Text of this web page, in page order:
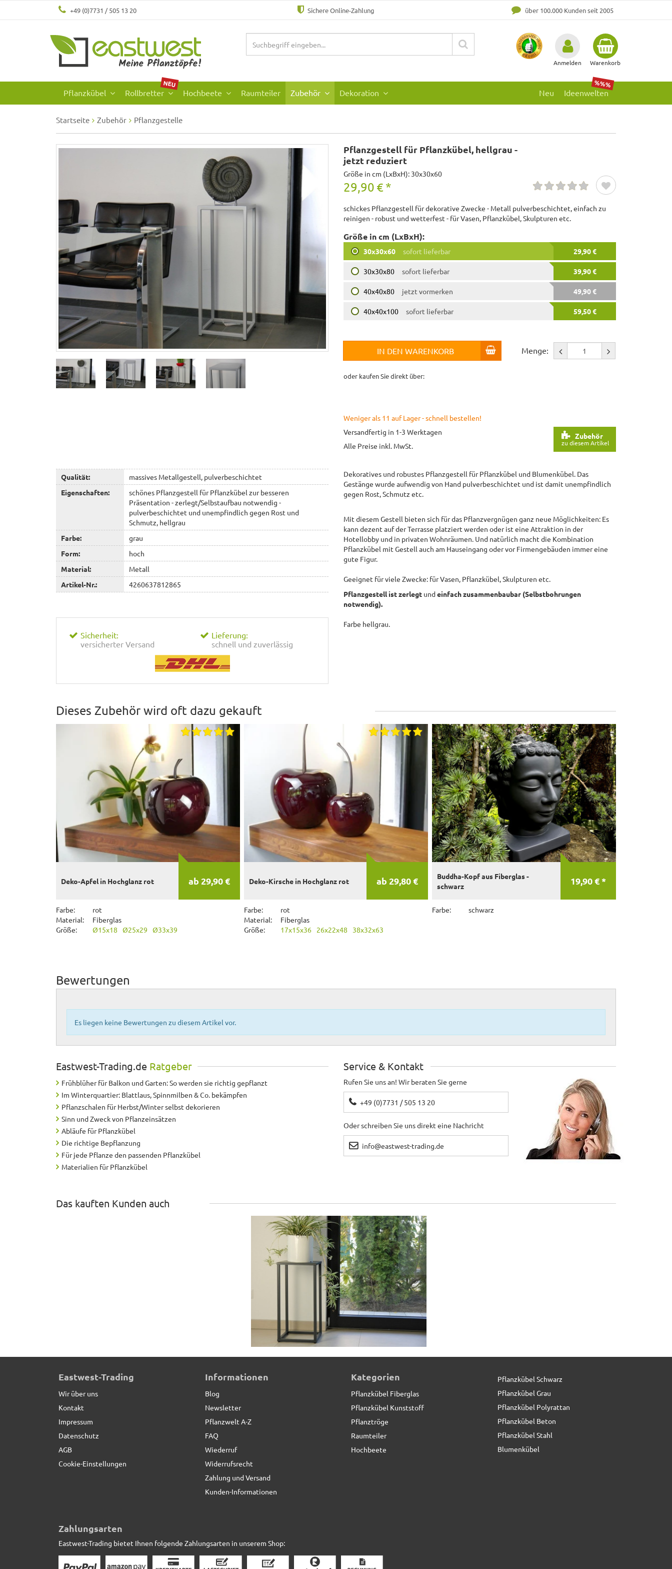
+49 (0)7731 / 505 13 20 Sichere Online-Zahlung über 100.000 Kunden seit 2005
Anmelden Warenkorb
Pflanzkübel Rollbretter
NEU
Hochbeete Raumteiler Zubehör Dekoration Ideenwelten
%%%
Neu
Startseite Zubehör Pflanzgestelle
Pflanzgestell für Pflanzkübel, hellgrau -
jetzt reduziert
Größe in cm (LxBxH): 30x30x60
29,90 € *
schickes Pflanzgestell für dekorative Zwecke - Metall pulverbeschichtet, einfach zu
reinigen - robust und wetterfest - für Vasen, Pflanzkübel, Skulpturen etc.
Größe in cm (LxBxH):
30x30x60 29,90 €
sofort lieferbar
30x30x80 39,90 €
sofort lieferbar
40x40x80 49,90 €
jetzt vormerken
40x40x100 59,50 €
sofort lieferbar
IN DEN WARENKORB Menge:
oder kaufen Sie direkt über:
Weniger als 11 auf Lager - schnell bestellen!
Zubehör
zu diesem Artikel
Versandfertig in 1-3 Werktagen
Alle Preise inkl. MwSt.
Qualität:
massives Metallgestell, pulverbeschichtet
Eigenschaften:
schönes Pflanzgestell für Pflanzkübel zur besseren
Präsentation - zerlegt/Selbstaufbau notwendig -
pulverbeschichtet und unempfindlich gegen Rost und
Schmutz, hellgrau
Farbe:
grau
Form:
hoch
Material:
Metall
Artikel-Nr.:
4260637812865
Sicherheit:
versicherter Versand
Lieferung:
schnell und zuverlässig
Dekoratives und robustes Pflanzgestell für Pflanzkübel und Blumenkübel. Das
Gestänge wurde aufwendig von Hand pulverbeschichtet und ist damit unempfindlich
gegen Rost, Schmutz etc.
Mit diesem Gestell bieten sich für das Pflanzvergnügen ganz neue Möglichkeiten: Es
kann dezent auf der Terrasse platziert werden oder ist eine Attraktion in der
Hotellobby und in privaten Wohnräumen. Und natürlich macht die Kombination
Pflanzkübel mit Gestell auch am Hauseingang oder vor Firmengebäuden immer eine
gute Figur.
Geeignet für viele Zwecke: für Vasen, Pflanzkübel, Skulpturen etc.
Pflanzgestellist zerlegt undeinfach zusammenbaubar (Selbstbohrungen
notwendig).
Farbe hellgrau.
Dieses Zubehör wird oft dazu gekauft
ab 29,90 €
Deko-Apfel in Hochglanz rot
Farbe:
rot
Material:
Fiberglas
Größe:
Ø15x18 Ø25x29 Ø33x39
ab 29,80 €
Deko-Kirsche in Hochglanz rot
Farbe:
rot
Material:
Fiberglas
Größe:
17x15x36 26x22x48 38x32x63
19,90 € *
Buddha-Kopf aus Fiberglas -
schwarz
Farbe: schwarz
Bewertungen
Es liegen keine Bewertungen zu diesem Artikel vor.
Eastwest-Trading.de Ratgeber
Frühblüher für Balkon und Garten: So werden sie richtig gepflanzt
Im Winterquartier: Blattlaus, Spinnmilben & Co. bekämpfen
Pflanzschalen für Herbst/Winter selbst dekorieren
Sinn und Zweck von Pflanzeinsätzen
Abläufe für Pflanzkübel
Die richtige Bepflanzung
Für jede Pflanze den passenden Pflanzkübel
Materialien für Pflanzkübel
Service & Kontakt
Rufen Sie uns an! Wir beraten Sie gerne
+49 (0)7731 / 505 13 20
Oder schreiben Sie uns direkt eine Nachricht
info@eastwest-trading.de
Das kauften Kunden auch
Pflanzgestell für Pflanzkübel, anthrazit *REDUZIERT*
29,90 € *
Eastwest-Trading
Wir über uns
Kontakt
Impressum
Datenschutz
AGB
Cookie-Einstellungen
Informationen
Blog
Newsletter
Pflanzwelt A-Z
FAQ
Wiederruf
Widerrufsrecht
Zahlung und Versand
Kunden-Informationen
Kategorien
Pflanzkübel Fiberglas
Pflanzkübel Kunststoff
Pflanztröge
Raumteiler
Hochbeete
Pflanzkübel Schwarz
Pflanzkübel Grau
Pflanzkübel Polyrattan
Pflanzkübel Beton
Pflanzkübel Stahl
Blumenkübel
Zahlungsarten
Eastwest-Trading bietet Ihnen folgende Zahlungsarten in unserem Shop: